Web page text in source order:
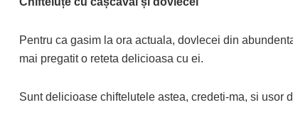
Pentru ca gasim la ora actuala, dovlecei din
mai pregatit o reteta delicioasa cu ei.
Sunt delicioase chiftelutele astea, credeti-ma, si usor